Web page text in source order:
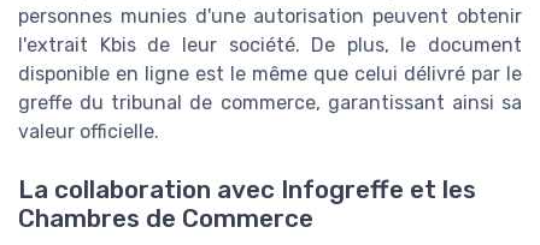
personnes munies d'une autorisation peuvent obtenir
l'extrait Kbis de leur société. De plus, le document
disponible en ligne est le même que celui délivré par le
greffe du tribunal de commerce, garantissant ainsi sa
valeur officielle.
La collaboration avec Infogreffe et les
Chambres de Commerce